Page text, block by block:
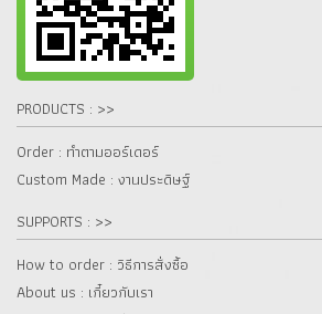
PRODUCTS : >>
Order : ทำตามออร์เดอร์
Custom Made : งานประดิษฐ์
SUPPORTS : >>
How to order : วิธีการสั่งซื้อ
About us : เกี๋ยวกับเรา